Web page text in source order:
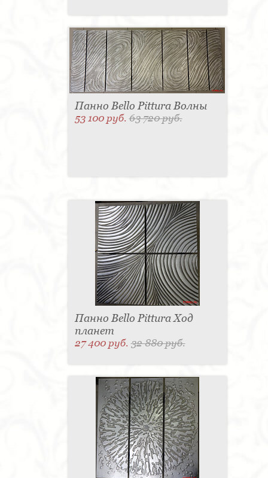
Панно Bello Pittura Волны
53 100 руб.63 720 руб.
Панно Bello Pittura Ход
планет
27 400 руб.32 880 руб.